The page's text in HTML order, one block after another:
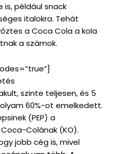
például snack
italokra. Tehát
a Coca Cola a kola
a számok.
szinte teljesen, és 5
60%-ot emelkedett.
(PEP) a
Colának (KO).
jobb cég is, mivel